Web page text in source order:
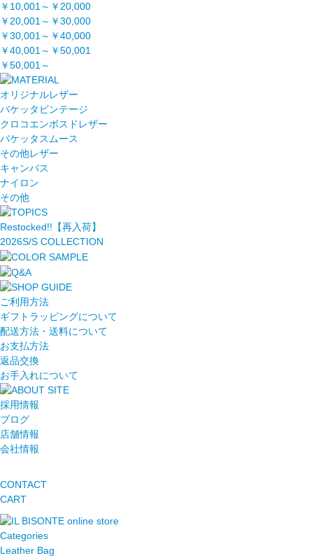
￥10,001～￥20,000
￥20,001～￥30,000
￥30,001～￥40,000
￥40,001～￥50,001
￥50,001～
オリジナルレザー
バケッタビンテージ
クロコエンボスドレザー
バケッタスムース
その他レザー
キャンバス
ナイロン
その他
Restocked!!【再入荷】
2026S/S COLLECTION
ご利用方法
ギフトラッピングについて
配送方法・送料について
お支払方法
返品交換
お手入れについて
採用情報
ブログ
店舗情報
会社情報
CONTACT
CART
Categories
Leather Bag